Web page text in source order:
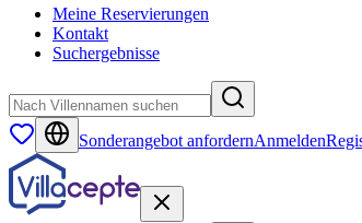
Meine Reservierungen
Kontakt
Suchergebnisse
Sonderangebot anfordernAnmelden